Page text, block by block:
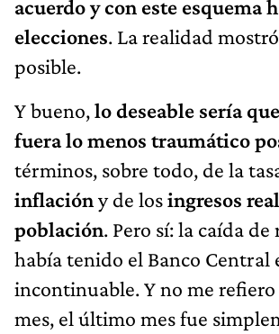
acuerdo y con este esquema
elecciones. La realidad
posible.
Y bueno,lo deseable sería
fuera lo menos traumático
términos, sobre todo, de la
inflacióny de losingresos
población. Pero sí: la caída de
había tenido el Banco Central
incontinuable. Y no me
mes, el último mes fue